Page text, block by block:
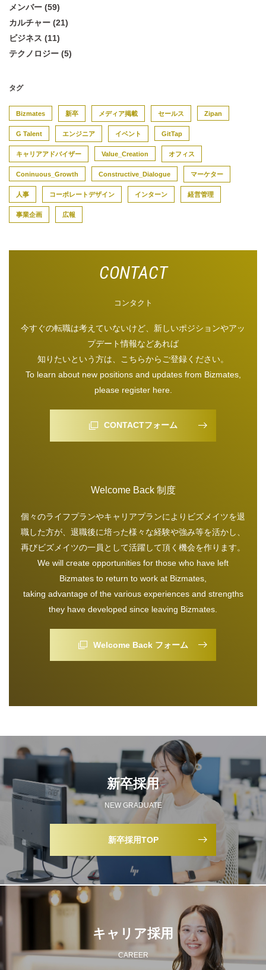
メンバー (59)
カルチャー (21)
ビジネス (11)
テクノロジー (5)
タグ
Bizmates 新卒 メディア掲載 セールス Zipan
G Talent エンジニア イベント GitTap
キャリアアドバイザー Value_Creation オフィス
Coninuous_Growth Constructive_Dialogue マーケター
人事 コーポレートデザイン インターン 経営管理
事業企画 広報
コンタクト
今すぐの転職は考えていないけど、新しいポジションやアッ
プデート情報などあれば
知りたいという方は、こちらからご登録ください。
To learn about new positions and updates from Bizmates,
please register here.
CONTACTフォーム
Welcome Back 制度
個々のライフプランやキャリアプランによりビズメイツを退
職した方が、退職後に培った様々な経験や強み等を活かし、
再びビズメイツの一員として活躍して頂く機会を作ります。
We will create opportunities for those who have left
Bizmates to return to work at Bizmates,
taking advantage of the various experiences and strengths
they have developed since leaving Bizmates.
Welcome Back フォーム
新卒採用
NEW GRADUATE
新卒採用TOP
キャリア採用
CAREER